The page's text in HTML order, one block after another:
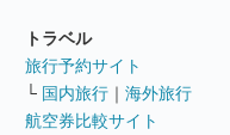
トラベル
旅行予約サイト
└ 国内旅行 ｜ 海外旅行
航空券比較サイト